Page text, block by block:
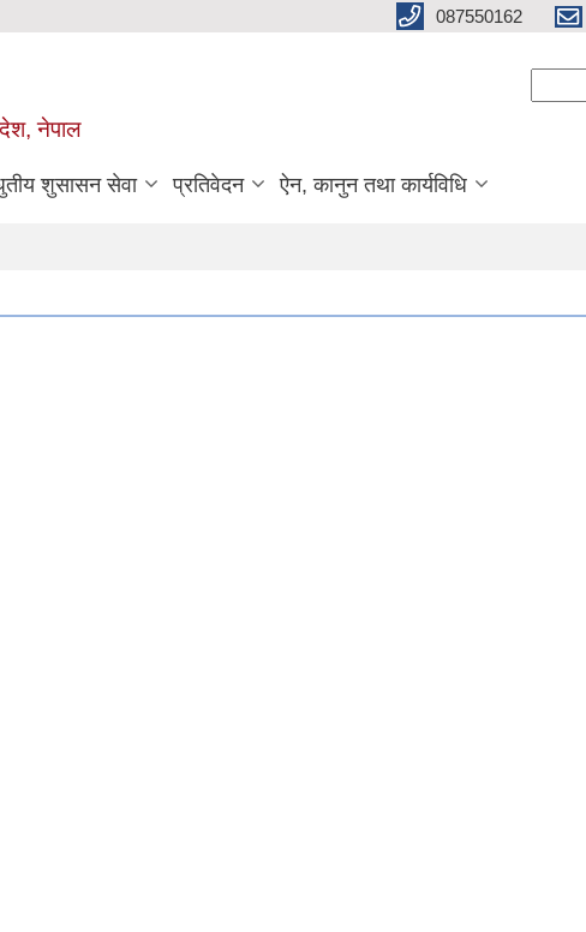
087550162
नेपाल
शुसासन सेवा प्रतिवेदन ऐन, कानुन तथा कार्यविधि